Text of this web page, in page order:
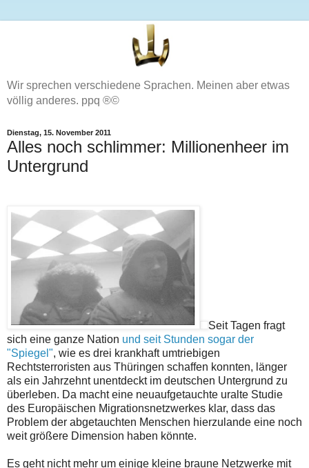
Wir sprechen verschiedene Sprachen. Meinen aber etwas
völlig anderes. ppq ®©
Dienstag, 15. November 2011
Alles noch schlimmer: Millionenheer im
Untergrund
Seit Tagen fragt
sich eine ganze Nation und seit Stunden sogar der
"Spiegel", wie es drei krankhaft umtriebigen
Rechtsterroristen aus Thüringen schaffen konnten, länger
als ein Jahrzehnt unentdeckt im deutschen Untergrund zu
überleben. Da macht eine neuaufgetauchte uralte Studie
des Europäischen Migrationsnetzwerkes klar, dass das
Problem der abgetauchten Menschen hierzulande eine noch
weit größere Dimension haben könnte.
Es geht nicht mehr um einige kleine braune Netzwerke mit